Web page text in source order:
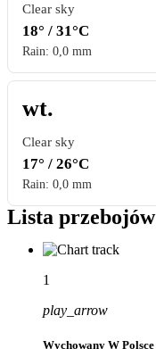
Clear sky
18° / 31°C
Rain: 0,0 mm
wt.
Clear sky
17° / 26°C
Rain: 0,0 mm
Lista przebojów
1
play_arrow
Wychowany W Polsce